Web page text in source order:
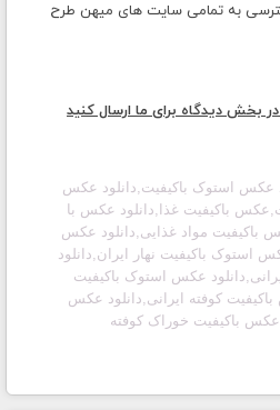
به تمامی سایت های میهن طرح
بخش دیدگاه برای ما ارسال کنید
عکس استوک باکیفیت,دانلود عکس
باکیفیت غذا,دانلود عکس با
باکیفیت مواد غذایی,دانلود عکس
استوک باکیفیت نهار ایران,دانلود
عکس استوک باکیفیت
کوفته ایرانی,دانلود عکس
عکس باکیفیت خوراک کوفته